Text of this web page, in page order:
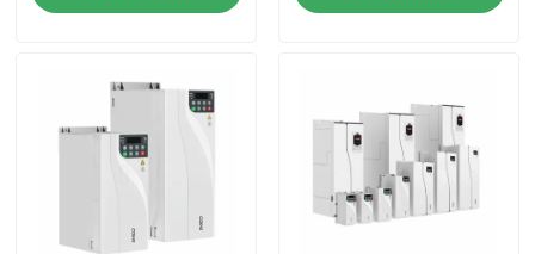
ติดต่อเรา
ไดรฟ์ความถี่ตัวแปร VFD